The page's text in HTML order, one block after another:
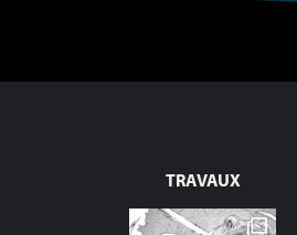
TRAVAUX